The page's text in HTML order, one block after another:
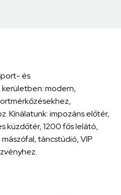
és
modern,
Kínálatunk: impozáns előtér,
küzdőtér, 1200 fős lelátó,
táncstúdió, VIP